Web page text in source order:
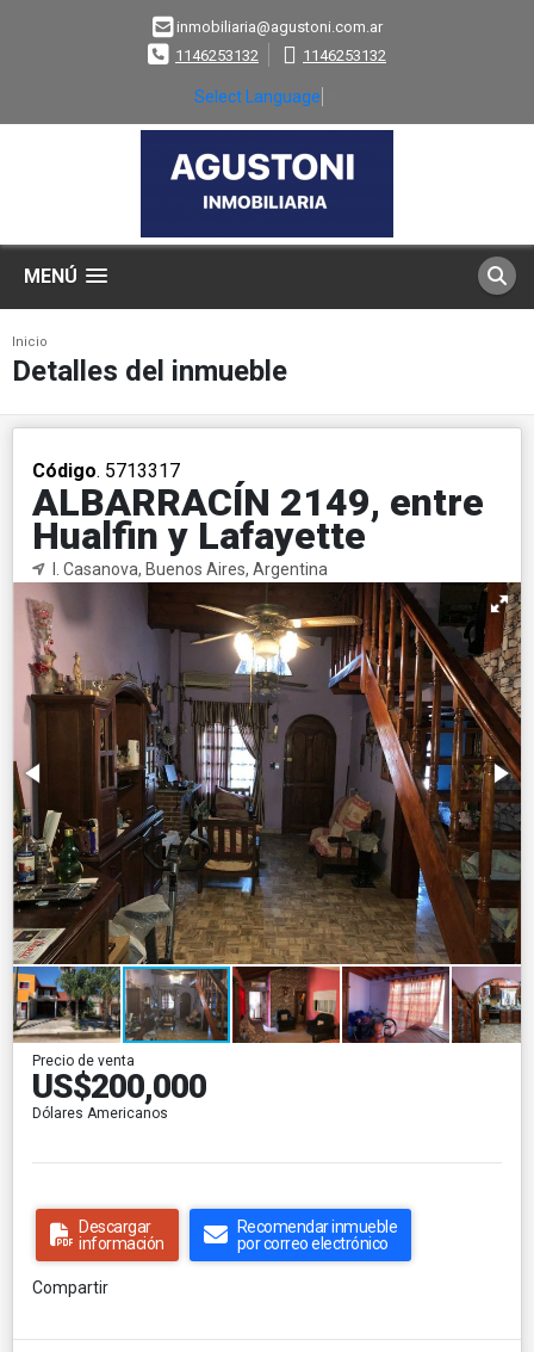
inmobiliaria@agustoni.com.ar
1146253132
1146253132
Select Language
MENÚ
Inicio
Detalles del inmueble
Código. 5713317
ALBARRACÍN 2149, entre
Hualfin y Lafayette
I. Casanova, Buenos Aires, Argentina
Precio de venta
US$200,000
Dólares Americanos
Descargar
información
Recomendar inmueble
por correo electrónico
Compartir